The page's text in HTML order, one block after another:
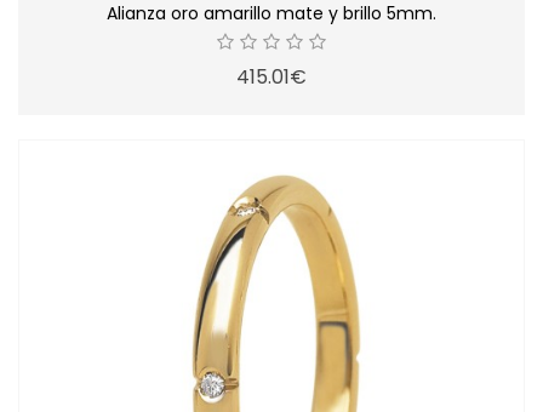
Alianza oro amarillo mate y brillo 5mm.
415.01€